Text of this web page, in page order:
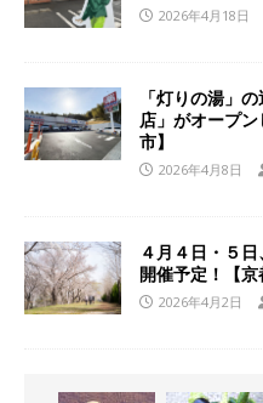
2026年4月18日
「灯りの湯」
店」がオープ
市】
2026年4月8日
４月４日・５
開催予定！【京
2026年4月2日